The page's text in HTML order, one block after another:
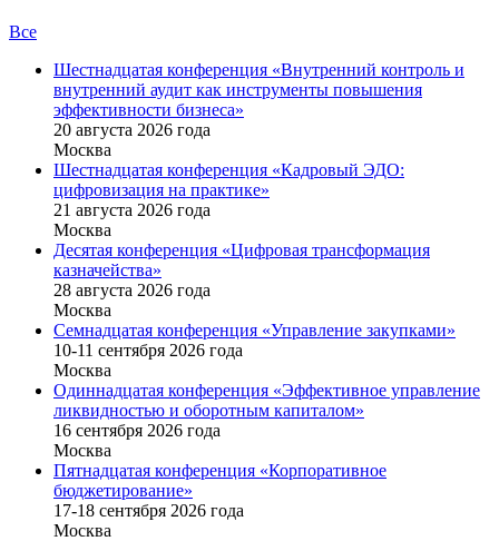
Все
Шестнадцатая конференция «Внутренний контроль и
внутренний аудит как инструменты повышения
эффективности бизнеса»
20 августа 2026 года
Москва
Шестнадцатая конференция «Кадровый ЭДО:
цифровизация на практике»
21 августа 2026 года
Москва
Десятая конференция «Цифровая трансформация
казначейства»
28 августа 2026 года
Москва
Семнадцатая конференция «Управление закупками»
10-11 сентября 2026 года
Москва
Одиннадцатая конференция «Эффективное управление
ликвидностью и оборотным капиталом»
16 cентября 2026 года
Москва
Пятнадцатая конференция «Корпоративное
бюджетирование»
17-18 сентября 2026 года
Москва